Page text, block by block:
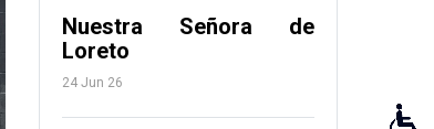
Nuestra Señora de
Loreto
24 Jun 26